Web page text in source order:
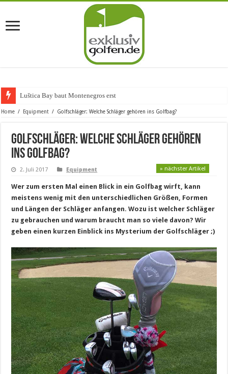
Luštica Bay baut Montenegros erste Golf-Co
Home / Equipment / Golfschläger: Welche Schläger gehören ins Golfbag?
Golfschläger: Welche Schläger gehören
ins Golfbag?
2. Juli 2017 Equipment » nächster Artikel
Wer zum ersten Mal einen Blick in ein Golfbag wirft, kann
meistens wenig mit den unterschiedlichen Größen, Formen
und Längen der Schläger anfangen. Wozu ist welcher Schläger
zu gebrauchen und warum braucht man so viele davon? Wir
geben einen kurzen Einblick ins Mysterium der Golfschläger ;)